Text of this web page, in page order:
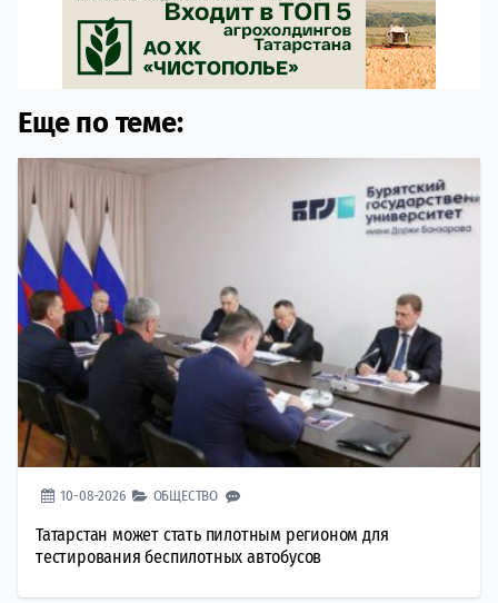
Еще по теме:
10-08-2026 ОБЩЕСТВО
Татарстан может стать пилотным регионом для
тестирования беспилотных автобусов